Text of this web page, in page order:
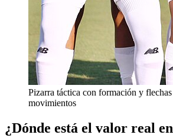
Pizarra táctica con formación y
movimientos
¿Dónde está el valor real